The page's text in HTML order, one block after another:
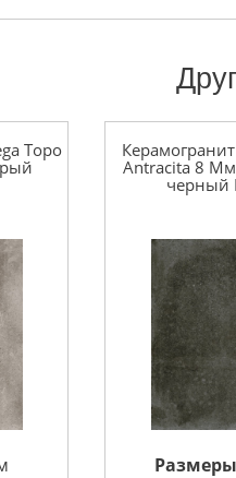
Topo
Antracita 8
черный